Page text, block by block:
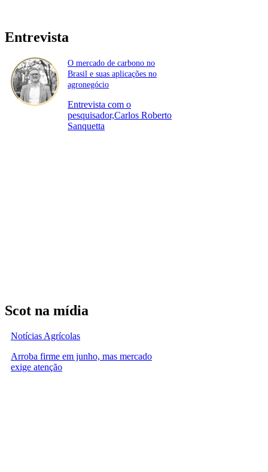
Entrevista
O mercado de carbono no
Brasil e suas aplicações no
agronegócio
Entrevista com o
pesquisador,Carlos Roberto
Sanquetta
Scot na mídia
Notícias Agrícolas
Arroba firme em junho, mas mercado
exige atenção